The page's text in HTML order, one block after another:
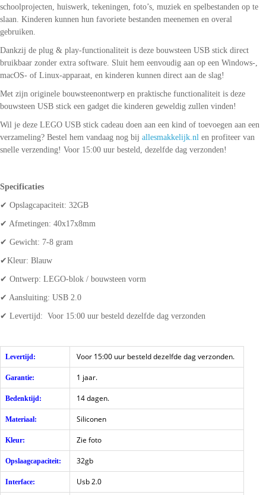
schoolprojecten, huiswerk, tekeningen, foto’s, muziek en spelbestanden op te
slaan. Kinderen kunnen hun favoriete bestanden meenemen en overal
gebruiken.
Dankzij de plug & play-functionaliteit is deze bouwsteen USB stick direct
bruikbaar zonder extra software. Sluit hem eenvoudig aan op een Windows-,
macOS- of Linux-apparaat, en kinderen kunnen direct aan de slag!
Met zijn originele bouwsteenontwerp en praktische functionaliteit is deze
bouwsteen USB stick een gadget die kinderen geweldig zullen vinden!
Wil je deze LEGO USB stick cadeau doen aan een kind of toevoegen aan een
verzameling? Bestel hem vandaag nog bij allesmakkelijk.nl en profiteer van
snelle verzending! Voor 15:00 uur besteld, dezelfde dag verzonden!
Specificaties
✔ Opslagcapaciteit: 32GB
✔ Afmetingen: 40x17x8mm
✔ Gewicht: 7-8 gram
✔Kleur: Blauw
✔ Ontwerp: LEGO-blok / bouwsteen vorm
✔ Aansluiting: USB 2.0
✔ Levertijd: Voor 15:00 uur besteld dezelfde dag verzonden
Levertijd: Voor 15:00 uur besteld dezelfde dag verzonden.
Garantie: 1 jaar.
Bedenktijd: 14 dagen.
Materiaal: Siliconen
Kleur: Zie foto
Opslaagcapaciteit: 32gb
Interface: Usb 2.0